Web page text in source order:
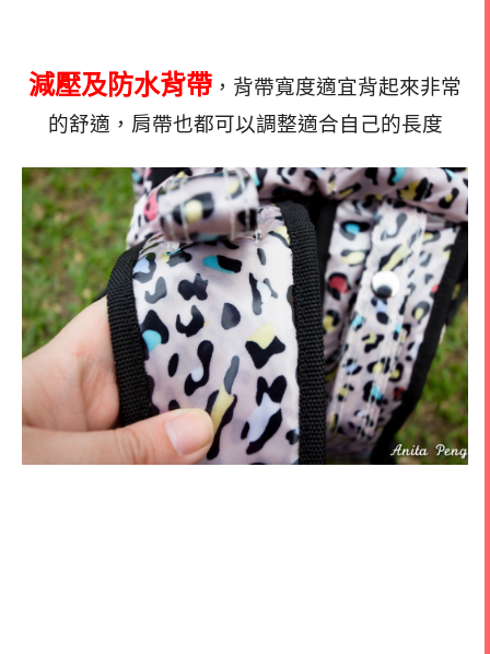
減壓及防水背帶 ，背帶寬度適宜背起來非常
的舒適，肩帶也都可以調整適合自己的長度